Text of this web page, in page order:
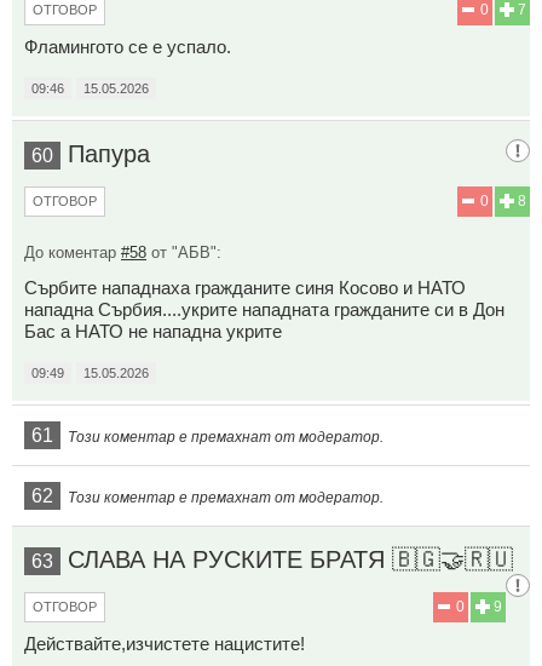
7
0
ОТГОВОР
Фламингото се е успало.
09:46 15.05.2026
60 Папура
8
0
ОТГОВОР
До коментар #58 от "АБВ":
Сърбите нападнаха гражданите синя Косово и НАТО
нападна Сърбия....укрите нападната гражданите си в Дон
Бас а НАТО не нападна укрите
09:49 15.05.2026
61 Този коментар е премахнат от модератор.
62 Този коментар е премахнат от модератор.
63 СЛАВА НА РУСКИТЕ БРАТЯ 🇧🇬🤝🇷🇺
9
0
ОТГОВОР
Действайте,изчистете нацистите!